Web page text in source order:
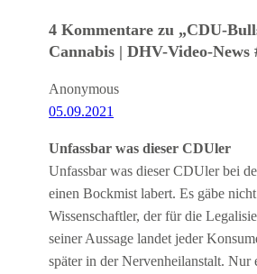
4 Kommentare zu „CDU-
Cannabis | DHV-Video-News
Anonymous
05.09.2021
Unfassbar was dieser CDUler
Unfassbar was dieser CDUler bei
einen Bockmist labert. Es gäbe
Wissenschaftler, der für die
seiner Aussage landet jeder
später in der Nervenheilanstalt. Nur